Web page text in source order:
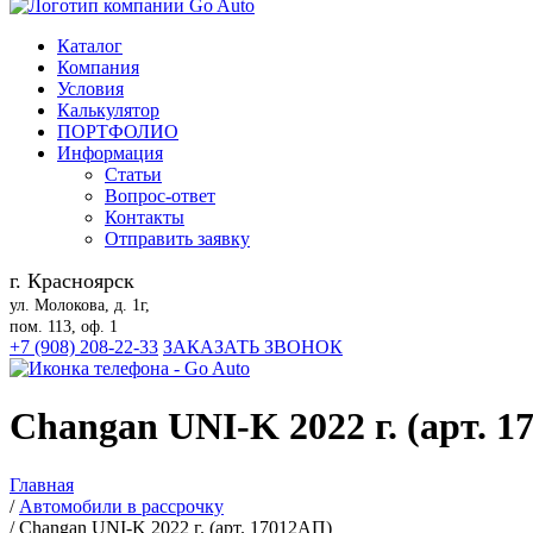
Каталог
Компания
Условия
Калькулятор
ПОРТФОЛИО
Информация
Статьи
Вопрос-ответ
Контакты
Отправить заявку
г. Красноярск
ул. Молокова, д. 1г,
пом. 113, оф. 1
+7 (908) 208-22-33 ЗАКАЗАТЬ ЗВОНОК
Changan UNI-K 2022 г. (арт.
Главная
/ Автомобили в рассрочку
/Changan UNI-K 2022 г. (арт. 17012АП)